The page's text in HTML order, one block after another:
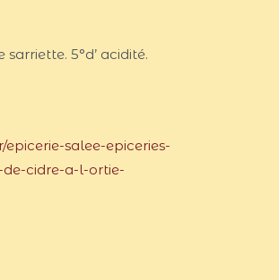
5°d’ acidité.
salee-epiceries-
cidre-a-l-ortie-